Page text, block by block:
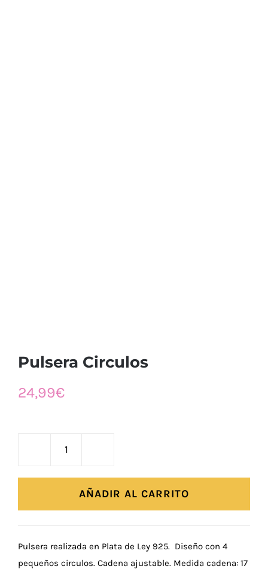
Pulsera Circulos
24,99€
cantidad
AÑADIR AL CARRITO
Pulsera realizada en Plata de Ley 925. Diseño con 4
pequeños circulos. Cadena ajustable. Medida cadena: 17